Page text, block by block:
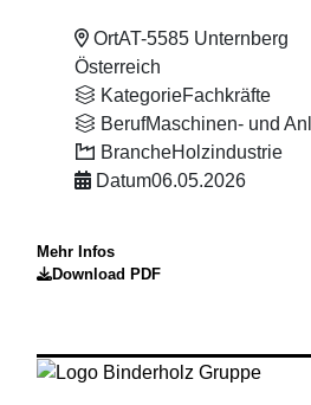
OrtAT-5585 Unternberg
Österreich
KategorieFachkräfte
BerufMaschinen- und
BrancheHolzindustrie
Datum06.05.2026
Mehr Infos
Download PDF